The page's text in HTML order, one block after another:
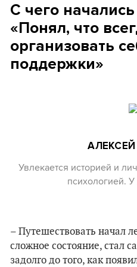
С чего
«Понял, что
организовать
поддержки»
Увлекается историей и
психологией.
– Путешествовать начал
сложное состояние, стал
задолго до того, как